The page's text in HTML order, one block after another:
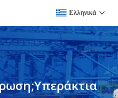
Ελληνικά